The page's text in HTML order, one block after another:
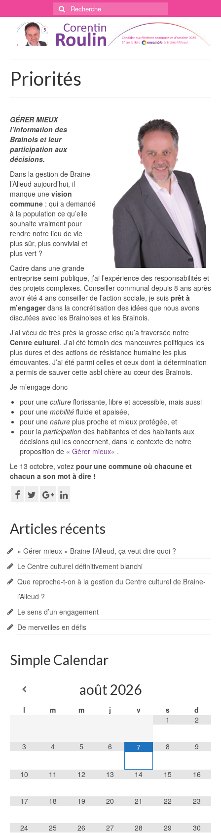
Rechercher
:
Priorités
GÉRER MIEUX
l’information des
Brainois et leur
participation aux
décisions.
Dans la gestion de Braine-
l’Alleud aujourd’hui, il
manque une vision
commune : qui a demandé
à la population ce qu’elle
souhaite vraiment pour
rendre notre lieu de vie
plus sûr, plus convivial et
plus vert ?
Cadre dans une grande
entreprise semi-publique, j’ai l’expérience des responsabilités et
des projets complexes. Conseiller communal depuis 8 ans après
avoir été 4 ans conseiller de l’action sociale, je suis prêt à
m’engagerdans la concrétisation des idées que nous avons
discutées avec les Brainoises et les Brainois.
J’ai vécu de très près la grosse crise qu’a traversée notre
Centre culturel. J’ai été témoin des manœuvres politiques les
plus dures et des actions de résistance humaine les plus
émouvantes. J’ai été parmi celles et ceux dont la détermination
a permis de sauver cette asbl chère au cœur des Brainois.
Je m’engage donc
pour une culture florissante, libre et accessible, mais aussi
pour une mobilité fluide et apaisée,
pour une nature plus proche et mieux protégée, et
pour la participation des habitantes et des habitants aux
décisions qui les concernent, dans le contexte de notre
proposition de « Gérer mieux« .
Le 13 octobre, votez pour une commune où chacune et
chacun a son mot à dire !
Articles récents
« Gérer mieux » Braine-l’Alleud, ça veut dire quoi ?
Le Centre culturel définitivement blanchi
Que reproche-t-on à la gestion du Centre culturel de Braine-
l’Alleud ?
Le sens d’un engagement
De merveilles en défis
Simple Calendar
août 2026
l m m j v s
d
1
2
3 4 5 6 7 8 9
10 11 12 13 14 15 16
17 18 19 20 21 22 23
24 25 26 27 28 29 30